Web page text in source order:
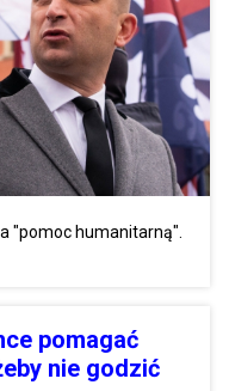
"pomoc humanitarną".
pomagać
nie godzić